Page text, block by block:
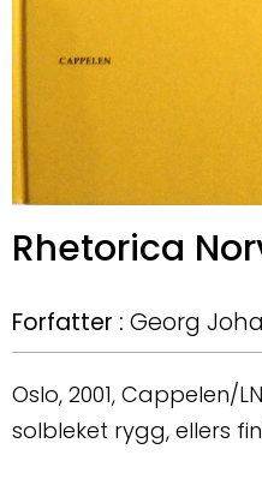
Rhetorica
Forfatter : Georg
Oslo, 2001, Cappelen/
solbleket rygg, ellers